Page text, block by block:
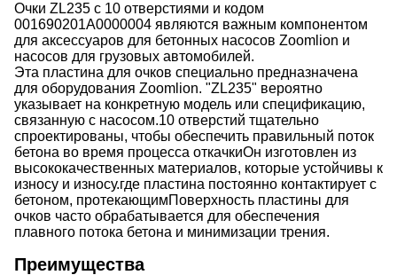
Очки ZL235 с 10 отверстиями и кодом
001690201A0000004 являются важным компонентом
для аксессуаров для бетонных насосов Zoomlion и
насосов для грузовых автомобилей.
Эта пластина для очков специально предназначена
для оборудования Zoomlion. "ZL235" вероятно
указывает на конкретную модель или спецификацию,
связанную с насосом.10 отверстий тщательно
спроектированы, чтобы обеспечить правильный поток
бетона во время процесса откачкиОн изготовлен из
высококачественных материалов, которые устойчивы к
износу и износу.где пластина постоянно контактирует с
бетоном, протекающимПоверхность пластины для
очков часто обрабатывается для обеспечения
плавного потока бетона и минимизации трения.
Преимущества